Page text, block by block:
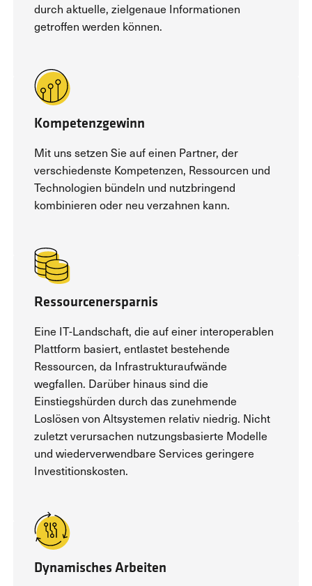
durch aktuelle, zielgenaue Informationen
getroffen werden können.
Kompetenzgewinn
Mit uns setzen Sie auf einen Partner, der
verschiedenste Kompetenzen, Ressourcen und
Technologien bündeln und nutzbringend
kombinieren oder neu verzahnen kann.
Ressourcenersparnis
Eine IT-Landschaft, die auf einer interoperablen
Plattform basiert, entlastet bestehende
Ressourcen, da Infrastrukturaufwände
wegfallen. Darüber hinaus sind die
Einstiegshürden durch das zunehmende
Loslösen von Altsystemen relativ niedrig. Nicht
zuletzt verursachen nutzungsbasierte Modelle
und wiederverwendbare Services geringere
Investitionskosten.
Dynamisches Arbeiten